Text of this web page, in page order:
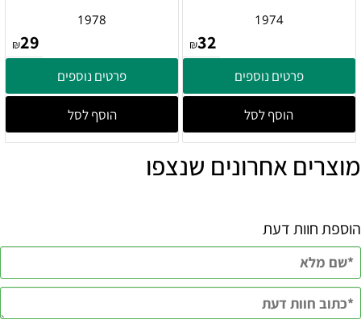
1974
₪32
פרטים נוספים
הוסף לסל
1978
₪29
פרטים נוספים
הוסף לסל
מוצרים אחרונים שנצפו
הוספת חוות דעת